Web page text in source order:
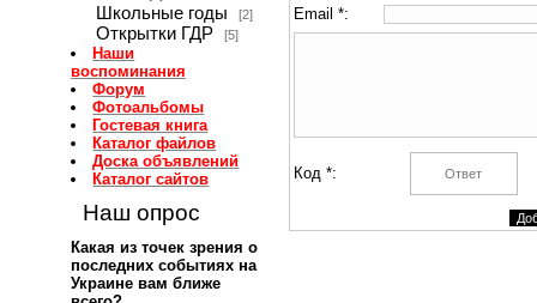
Школьные годы [2]
Открытки ГДР [5]
Наши
воспоминания
Форум
Фотоальбомы
Гостевая книга
Каталог файлов
Доска объявлений
Каталог сайтов
Наш опрос
Какая из точек зрения о
последних событиях на
Украине вам ближе
Email *:
Код *: